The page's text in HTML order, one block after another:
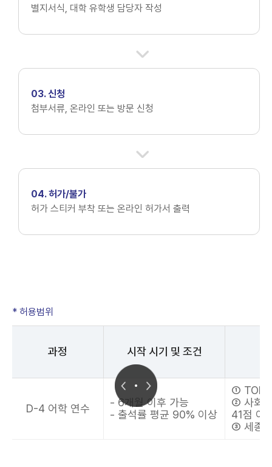
별지서식, 대학 유학생 담당자 작성
03. 신청
첨부서류, 온라인 또는 방문 신청
04. 허가/불가
허가 스티커 부착 또는 온라인 허가서 출력
* 허용범위
과정 시작 시기 및 조건
D-4 어학 연수
- 6개월 이후 가능
- 출석률 평균 90% 이상
①
② 사회
41점 이
③ 세종